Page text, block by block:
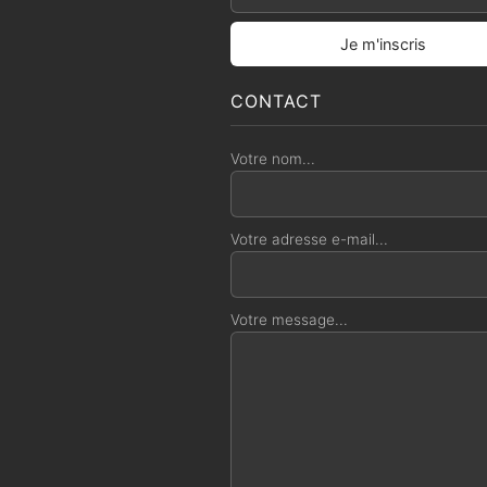
CONTACT
Votre nom...
Votre adresse e-mail...
Votre message...